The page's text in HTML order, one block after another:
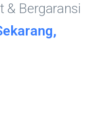
& Bergaransi